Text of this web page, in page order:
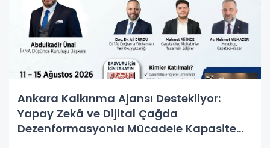
Ankara Kalkınma Ajansı Destekliyor:
Yapay Zekâ ve Dijital Çağda
Dezenformasyonla Mücadele Kapasite